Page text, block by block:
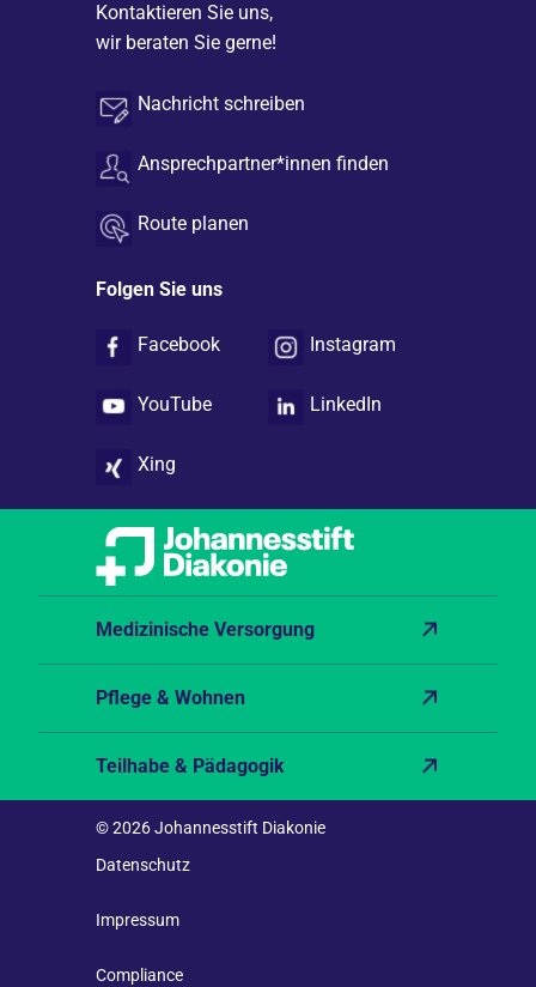
Kontaktieren Sie uns,
wir beraten Sie gerne!
Nachricht schreiben
Ansprechpartner*innen finden
Route planen
Folgen Sie uns
Facebook Instagram
YouTube LinkedIn
Xing
Medizinische Versorgung
Pflege & Wohnen
Teilhabe & Pädagogik
© 2026 Johannesstift Diakonie
Datenschutz
Impressum
Compliance